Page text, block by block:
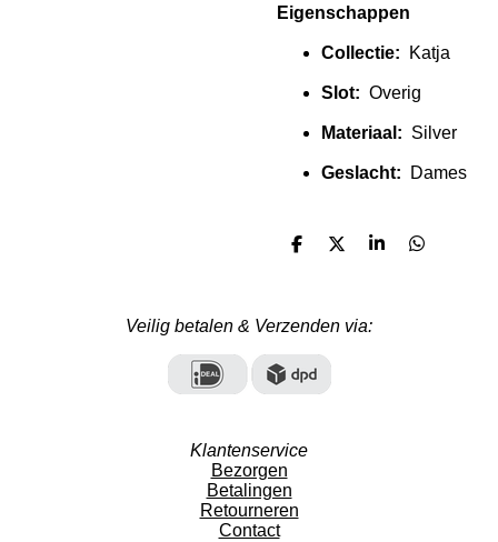
Eigenschappen
Collectie: Katja
Slot: Overig
Materiaal: Silver
Geslacht: Dames
D
n
D
S
D
Veilig betalen & Verzenden via:
Klantenservice
Bezorgen
Betalingen
Retourneren
Contact